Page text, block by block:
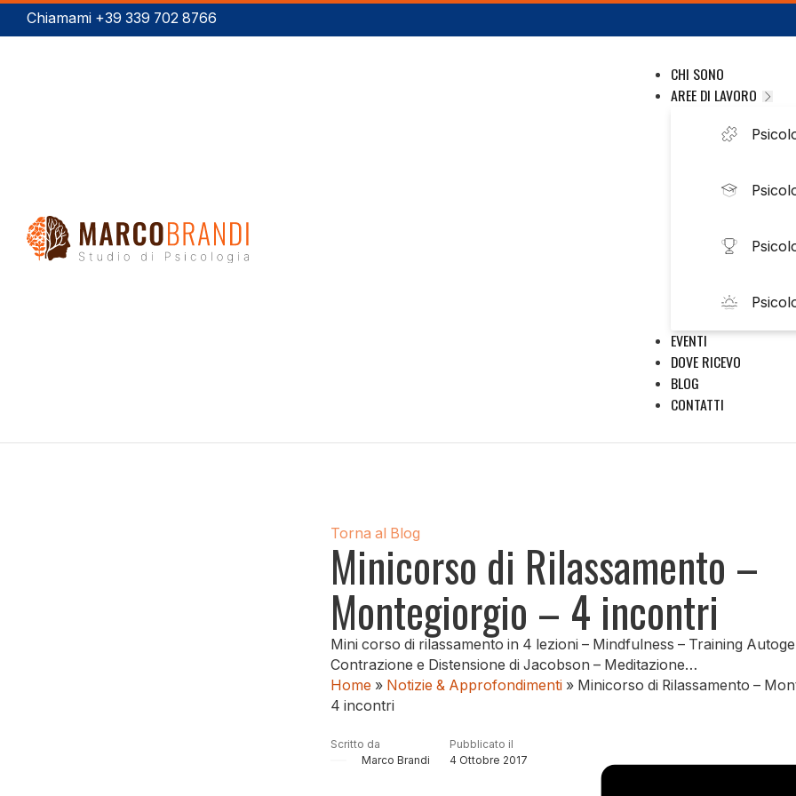
Chiamami +39 339 702 8766
CHI SONO
AREE DI LAVORO
EVENTI
DOVE RICEVO
BLOG
CONTATTI
Minicorso di Rilassamento –
Montegiorgio – 4 incontri
Mini corso di rilassamento in 4 lezioni – Mindfulness – Training
Contrazione e Distensione di Jacobson – Meditazione…
Home » Notizie & Approfondimenti » Minicorso di Rilassamento –
4 incontri
Scritto da
Marco Brandi
Pubblicato il
4 Ottobre 2017
Torna al Blog